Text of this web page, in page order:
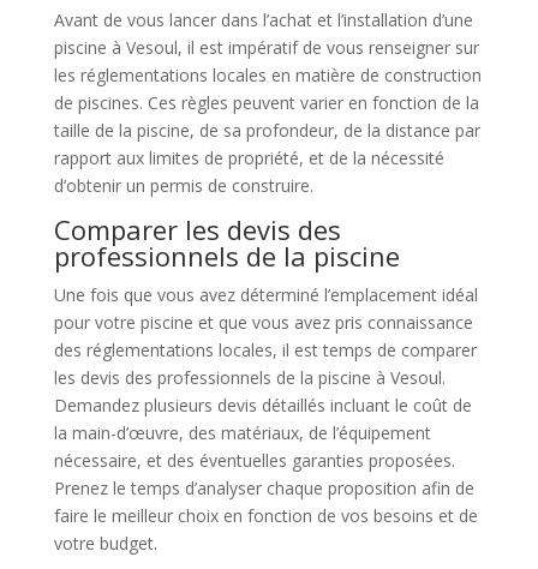
Avant de vous lancer dans l’achat et l’installation d’une
piscine à Vesoul, il est impératif de vous renseigner sur
les réglementations locales en matière de construction
de piscines. Ces règles peuvent varier en fonction de la
taille de la piscine, de sa profondeur, de la distance par
rapport aux limites de propriété, et de la nécessité
d’obtenir un permis de construire.
Comparer les devis des
professionnels de la piscine
Une fois que vous avez déterminé l’emplacement idéal
pour votre piscine et que vous avez pris connaissance
des réglementations locales, il est temps de comparer
les devis des professionnels de la piscine à Vesoul.
Demandez plusieurs devis détaillés incluant le coût de
la main-d’œuvre, des matériaux, de l’équipement
nécessaire, et des éventuelles garanties proposées.
Prenez le temps d’analyser chaque proposition afin de
faire le meilleur choix en fonction de vos besoins et de
votre budget.